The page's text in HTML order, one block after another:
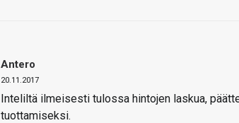
Antero
20.11.2017
Inteliltä ilmeisesti tulossa hintojen laskua,
tuottamiseksi.